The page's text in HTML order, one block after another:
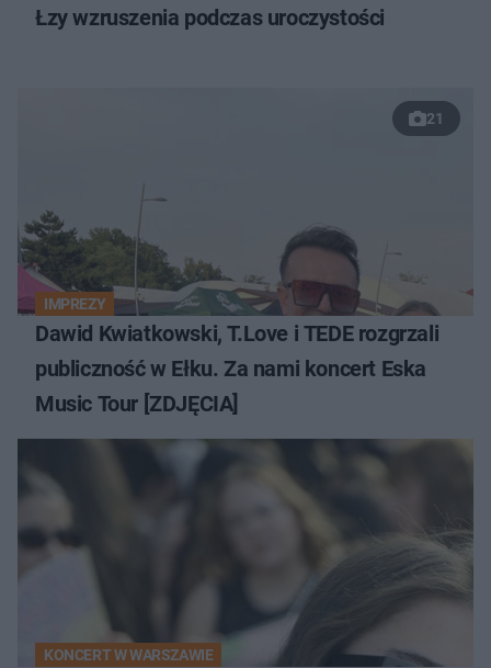
Łzy wzruszenia podczas uroczystości
21
IMPREZY
Dawid Kwiatkowski, T.Love i TEDE rozgrzali
publiczność w Ełku. Za nami koncert Eska
Music Tour [ZDJĘCIA]
KONCERT W WARSZAWIE